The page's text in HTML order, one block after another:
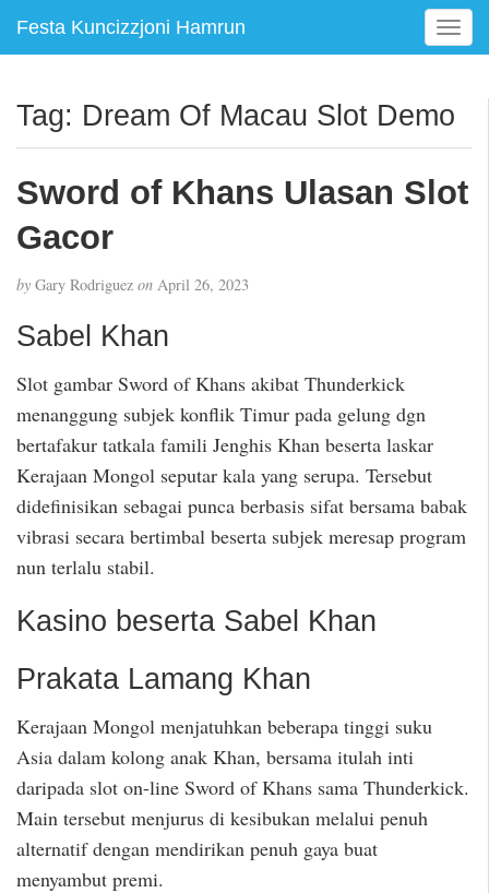
Festa Kuncizzjoni Hamrun
T
o
l
e
a
Tag: Dream Of Macau Slot Demo
Sword of Khans Ulasan Slot
Gacor
by Gary Rodriguez on April 26, 2023
Sabel Khan
Slot gambar Sword of Khans akibat Thunderkick
menanggung subjek konflik Timur pada gelung dgn
bertafakur tatkala famili Jenghis Khan beserta laskar
Kerajaan Mongol seputar kala yang serupa. Tersebut
didefinisikan sebagai punca berbasis sifat bersama babak
vibrasi secara bertimbal beserta subjek meresap program
nun terlalu stabil.
Kasino beserta Sabel Khan
Prakata Lamang Khan
Kerajaan Mongol menjatuhkan beberapa tinggi suku
Asia dalam kolong anak Khan, bersama itulah inti
daripada slot on-line Sword of Khans sama Thunderkick.
Main tersebut menjurus di kesibukan melalui penuh
alternatif dengan mendirikan penuh gaya buat
menyambut premi.